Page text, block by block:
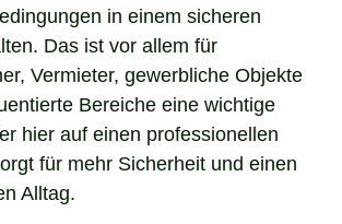
in einem sicheren
Das ist vor allem für
Vermieter, gewerbliche Objekte
Bereiche eine wichtige
hier auf einen professionellen
für mehr Sicherheit und einen
Alltag.